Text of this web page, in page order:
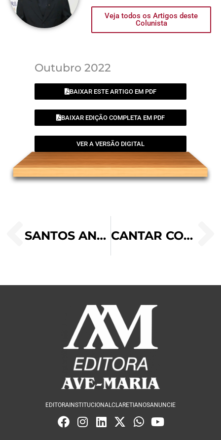
Veja todos os Artigos deste
Colunista
Outubro 2022
BAIXAR ESTE ARTIGO EM PDF
BAIXAR EDIÇÃO COMPLETA EM PDF
VER A VERSÃO DIGITAL
SANTOS ANJOS DA GUARDA CANTAR COM ALEGRIA
EDITORAINSTITUCIONAL CLARETIANOSANUNCIE